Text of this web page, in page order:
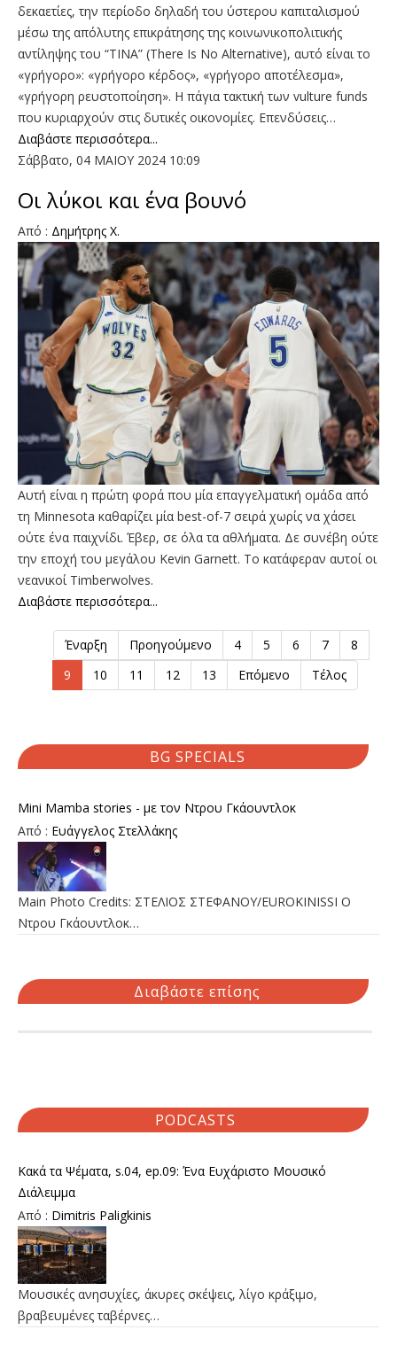
δεκαετίες, την περίοδο δηλαδή του ύστερου καπιταλισμού
μέσω της απόλυτης επικράτησης της κοινωνικοπολιτικής
αντίληψης του “ΤΙΝΑ” (There Is No Alternative), αυτό είναι το
«γρήγορο»: «γρήγορο κέρδος», «γρήγορο αποτέλεσμα»,
«γρήγορη ρευστοποίηση». Η πάγια τακτική των vulture funds
που κυριαρχούν στις δυτικές οικονομίες. Επενδύσεις…
Διαβάστε περισσότερα...
Σάββατο, 04 ΜΑΙΟΥ 2024 10:09
Οι λύκοι και ένα βουνό
Από : Δημήτρης Χ.
Αυτή είναι η πρώτη φορά που μία επαγγελματική ομάδα από
τη Minnesota καθαρίζει μία best-of-7 σειρά χωρίς να χάσει
ούτε ένα παιχνίδι. Έβερ, σε όλα τα αθλήματα. Δε συνέβη ούτε
την εποχή του μεγάλου Kevin Garnett. Το κατάφεραν αυτοί οι
νεανικοί Timberwolves.
Διαβάστε περισσότερα...
Έναρξη Προηγούμενο 4 5 6 7
8
9
10 11 12 13 Επόμενο Τέλος
BG SPECIALS
Mini Mamba stories - με τον Ντρου Γκάουντλοκ
Από : Ευάγγελος Στελλάκης
Main Photo Credits: ΣΤΕΛΙΟΣ ΣΤΕΦΑΝΟΥ/EUROKINISSI Ο
Ντρου Γκάουντλοκ…
Διαβάστε επίσης
PODCASTS
Κακά τα Ψέματα, s.04, ep.09: Ένα Ευχάριστο Μουσικό
Διάλειμμα
Από : Dimitris Paligkinis
Μουσικές ανησυχίες, άκυρες σκέψεις, λίγο κράξιμο,
βραβευμένες ταβέρνες…